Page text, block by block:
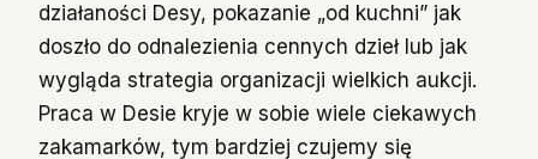
działaności Desy, pokazanie „od kuchni” jak
doszło do odnalezienia cennych dzieł lub jak
wygląda strategia organizacji wielkich aukcji.
Praca w Desie kryje w sobie wiele ciekawych
zakamarków, tym bardziej czujemy się